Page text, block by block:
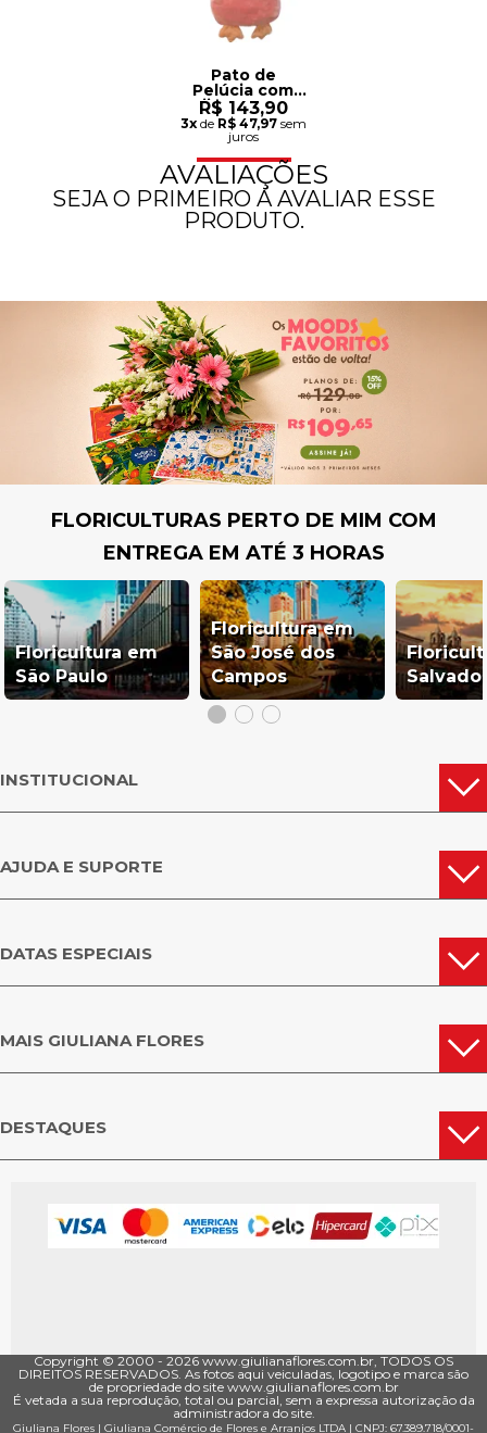
Pato de
Pelúcia com
Pijama 23cm
R$ 143,90
3xde R$ 47,97sem
juros
AVALIAÇÕES
SEJA O PRIMEIRO A AVALIAR ESSE
PRODUTO.
FLORICULTURAS PERTO DE MIM COM
ENTREGA EM ATÉ 3 HORAS
Floricultura em
São Paulo
Floricultura em
São José dos
Campos
INSTITUCIONAL
AJUDA E SUPORTE
DATAS ESPECIAIS
MAIS GIULIANA FLORES
DESTAQUES
Copyright © 2000 - ­2026 www.giulianaflores.com.br, TODOS OS
DIREITOS RESERVADOS. As fotos aqui veiculadas, logotipo e marca são
de propriedade do site www.giulianaflores.com.br
É vetada a sua reprodução, total ou parcial, sem a expressa autorização da
administradora do site.
Giuliana Flores | Giuliana Comércio de Flores e Arranjos LTDA | CNPJ: 67.389.718/0001­